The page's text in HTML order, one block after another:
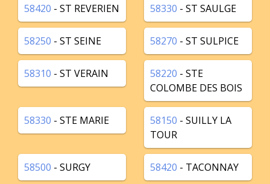
58420 - ST REVERIEN 58330 - ST SAULGE
58250 - ST SEINE 58270 - ST SULPICE
58310 - ST VERAIN 58220 - STE
COLOMBE DES BOIS
58330 - STE MARIE 58150 - SUILLY LA
TOUR
58500 - SURGY 58420 - TACONNAY